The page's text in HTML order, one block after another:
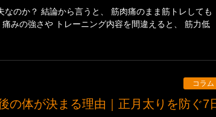
なのか？ 結論から言うと、 筋肉痛のまま筋トレしても
みの強さや トレーニング内容を間違えると、 筋力低
コラム